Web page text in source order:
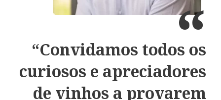
“
“Convidamos todos os
curiosos e apreciadores
de vinhos a provarem